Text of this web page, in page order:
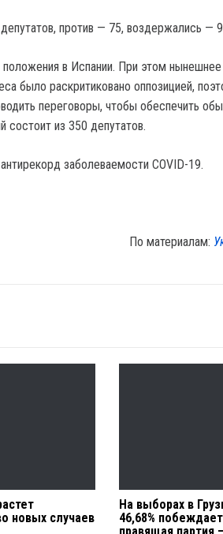
против — 75, воздержались —
в Испании. При этом нынешнее
было раскритиковано оппозицией,
переговоры, чтобы обеспечить
состоит из 350 депутатов.
заболеваемости COVID-19.
По материалам:
новых случаев
На выборах в
46,68% побеждает